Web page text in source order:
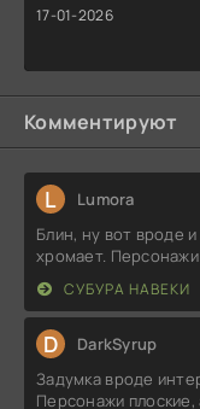
17-01-2026
Комментируют
L Lumora
Блин, ну вот вроде
хромает. Персонажи
СУБУРА НАВЕКИ
D DarkSyrup
Задумка вроде
Персонажи